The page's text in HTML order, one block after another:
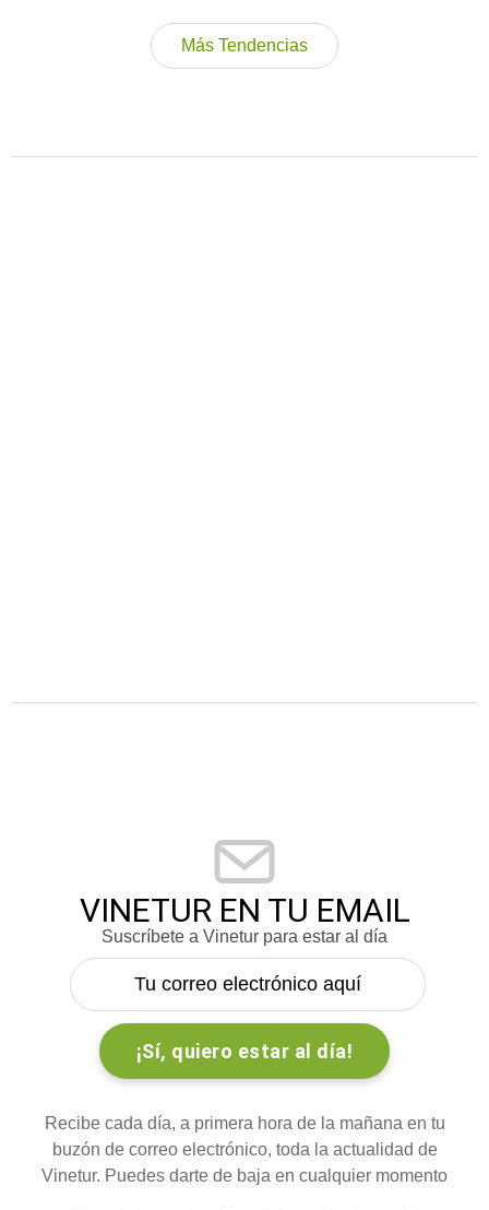
Más Tendencias
VINETUR EN TU EMAIL
Suscríbete a Vinetur para estar al día
Recibe cada día, a primera hora de la mañana en tu
buzón de correo electrónico, toda la actualidad de
Vinetur. Puedes darte de baja en cualquier momento